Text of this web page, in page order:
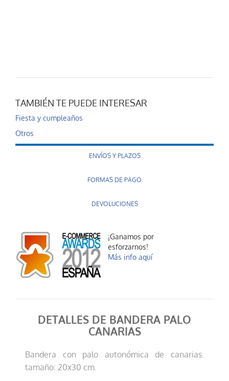
TAMBIÉN TE PUEDE INTERESAR
Fiesta y cumpleaños
Otros
ENVÍOS Y PLAZOS
FORMAS DE PAGO
DEVOLUCIONES
¡Ganamos por
esforzarnos!
Más info aquí
DETALLES DE BANDERA PALO
CANARIAS
Bandera con palo autonómica de canarias.
tamaño: 20x30 cm.